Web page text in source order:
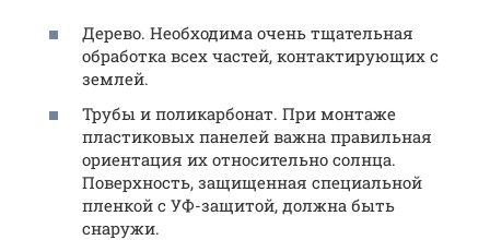
Дерево. Необходима очень тщательная
обработка всех частей, контактирующих с
землей.
Трубы и поликарбонат. При монтаже
пластиковых панелей важна правильная
ориентация их относительно солнца.
Поверхность, защищенная специальной
пленкой с УФ-защитой, должна быть
снаружи.